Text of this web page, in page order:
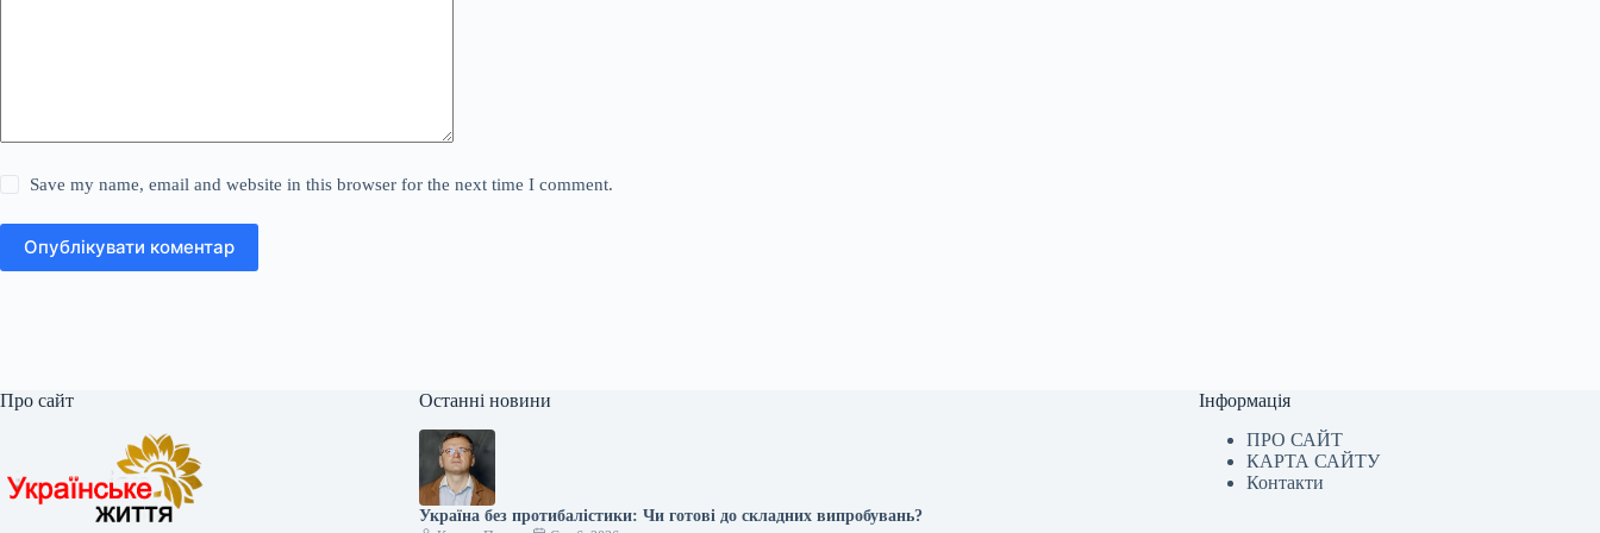
Save my name, email and website in this browser for the next time I comment.
Опублікувати коментар
Про сайт Останні новини
Україна без протибалістики: Чи готові до складних випробувань?
Інформація
ПРО САЙТ
КАРТА САЙТУ
Контакти